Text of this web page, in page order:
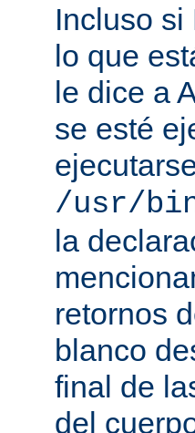
Incluso si
lo que
le dice a
se esté
/usr/
la
retornos
blanco
final de
del